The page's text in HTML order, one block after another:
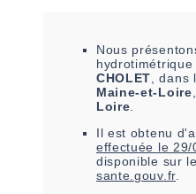
Nous
CHOLET ,
Maine-et-Loire
Loire
Il est obtenu
effectuée le 29/
disponible sur
sante.gouv.fr.